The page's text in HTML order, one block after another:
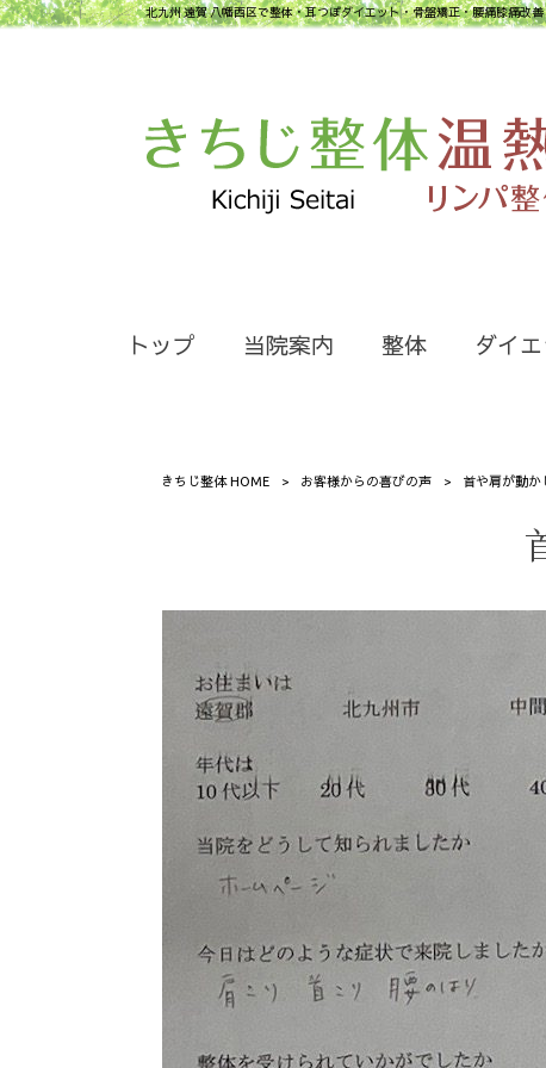
北九州 遠賀 八幡西区で整体・耳つぼダイエット・骨盤矯正・腰痛膝痛改善
トップ 当院案内 整体 ダイ
きちじ整体 HOME > お客様からの喜びの声 > 首や肩が動か